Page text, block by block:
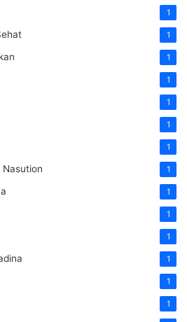
1
1
1
1
1
1
1
Nasution 1
1
1
1
1
1
1